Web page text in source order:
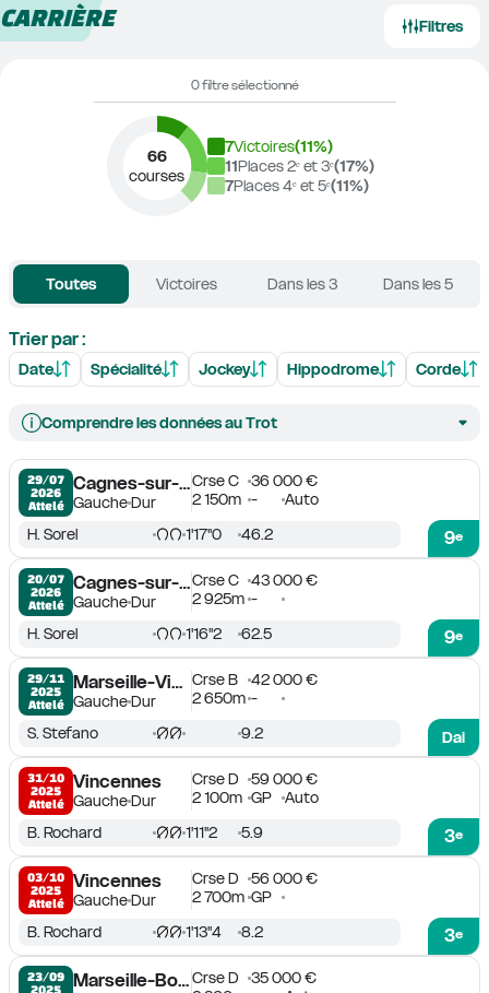
CARRIÈRE Filtres
0 filtre sélectionné
66
courses
7Victoires(11%)
11Places 2ᵉ et 3ᵉ(17%)
7Places 4ᵉ et 5ᵉ(11%)
Toutes Victoires Dans les 3 Dans les 5
Trier par :
Date Spécialité Jockey Hippodrome Corde
Comprendre les données au Trot
29/07
2026
Attelé
Cagnes-sur-Mer
GaucheDur
Crse C
36 000 €
2 150m - Auto
9e
H. Sorel 1'17''0 46.2
20/07
2026
Attelé
Cagnes-sur-Mer
GaucheDur
Crse C
43 000 €
2 925m -
9e
H. Sorel 1'16''2 62.5
29/11
2025
Attelé
Marseille-Vivaux
GaucheDur
Crse B
42 000 €
2 650m -
Dai
S. Stefano 9.2
31/10
2025
Attelé
Vincennes
GaucheDur
Crse D
59 000 €
2 100m GP Auto
3e
B. Rochard 1'11''2 5.9
03/10
2025
Attelé
Vincennes
GaucheDur
Crse D
56 000 €
2 700m GP
3e
B. Rochard 1'13''4 8.2
23/09
2025
Marseille-BorélyCrse D
35 000 €